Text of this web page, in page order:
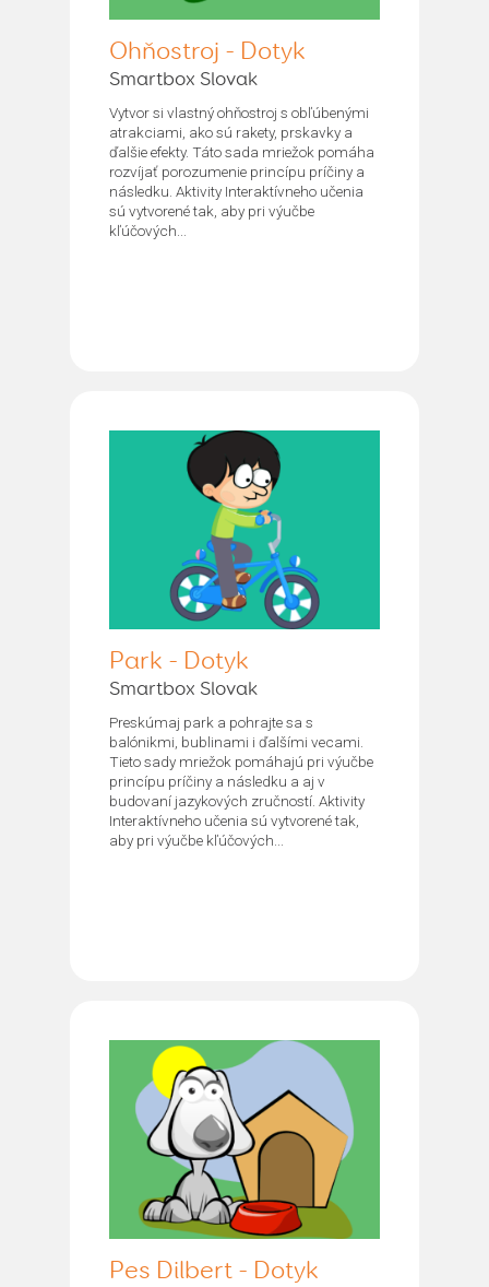
Ohňostroj - Dotyk
Smartbox Slovak
Vytvor si vlastný ohňostroj s obľúbenými
atrakciami, ako sú rakety, prskavky a
ďalšie efekty. Táto sada mriežok pomáha
rozvíjať porozumenie princípu príčiny a
následku. Aktivity Interaktívneho učenia
sú vytvorené tak, aby pri výučbe
kľúčových...
Park - Dotyk
Smartbox Slovak
Preskúmaj park a pohrajte sa s
balónikmi, bublinami i ďalšími vecami.
Tieto sady mriežok pomáhajú pri výučbe
princípu príčiny a následku a aj v
budovaní jazykových zručností. Aktivity
Interaktívneho učenia sú vytvorené tak,
aby pri výučbe kľúčových...
Pes Dilbert - Dotyk